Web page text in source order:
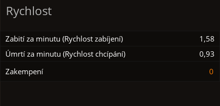
Rychlost
Zabití za minutu (Rychlost zabíjení)
1,58
Úmrtí za minutu (Rychlost chcípání)
0,93
Zakempení
0